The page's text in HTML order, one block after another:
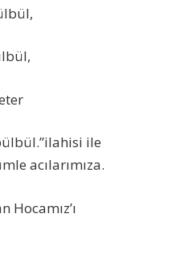
ile
acılarımıza.
Hocamız’ı